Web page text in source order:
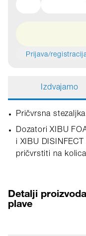
Prijava/
Izdvajamo
Pričvrsna stezaljka
Dozatori XIBU
i XIBU
pričvrstiti na
Detalji
plave